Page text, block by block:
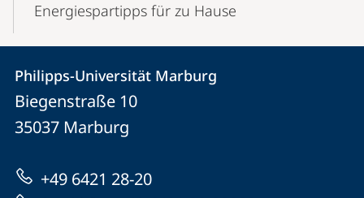
Energiespartipps für zu Hause
Kontakt
und
Informationen
zur
Kontaktinformationen
Philipps-
Universität
Marburg
Philipps-Universität Marburg
Biegenstraße 10
35037 Marburg
+49 6421 28-20